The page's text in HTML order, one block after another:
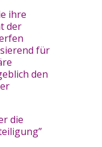
ihre
der
für
den
die